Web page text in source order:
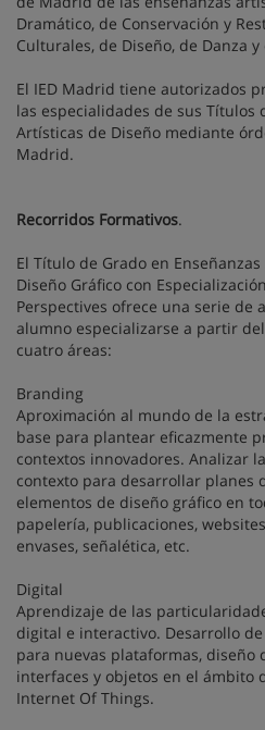
Dramático, de Conservación y
Culturales, de Diseño, de Danza
El IED Madrid tiene autorizados
las especialidades de sus Títulos
Artísticas de Diseño mediante
Madrid.
Recorridos Formativos.
El Título de Grado en
Diseño Gráfico con
Perspectives ofrece una serie de
alumno especializarse a partir
cuatro áreas:
Branding
Aproximación al mundo de la
base para plantear eficazmente
contextos innovadores. Analizar
contexto para desarrollar planes
elementos de diseño gráfico en
papelería, publicaciones,
envases, señalética, etc.
Digital
Aprendizaje de las
digital e interactivo. Desarrollo
para nuevas plataformas, diseño
interfaces y objetos en el ámbito
Internet Of Things.